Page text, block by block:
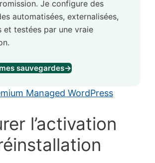
Je configure des
automatisées, externalisées,
et testées par une vraie
sauvegardes→
l’activation